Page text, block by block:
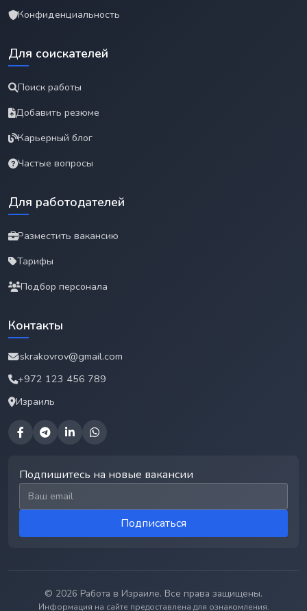
Конфиденциальность
Для соискателей
Поиск работы
Добавить резюме
Карьерный блог
Частые вопросы
Для работодателей
Разместить вакансию
Тарифы
Подбор персонала
Контакты
iskrakovrov@gmail.com
+972 123 456 789
Израиль
Подпишитесь на новые вакансии
Email для подписки
Подписаться
© 2026 Работа в Израиле. Все права защищены.
Информация на сайте предоставлена для ознакомления.